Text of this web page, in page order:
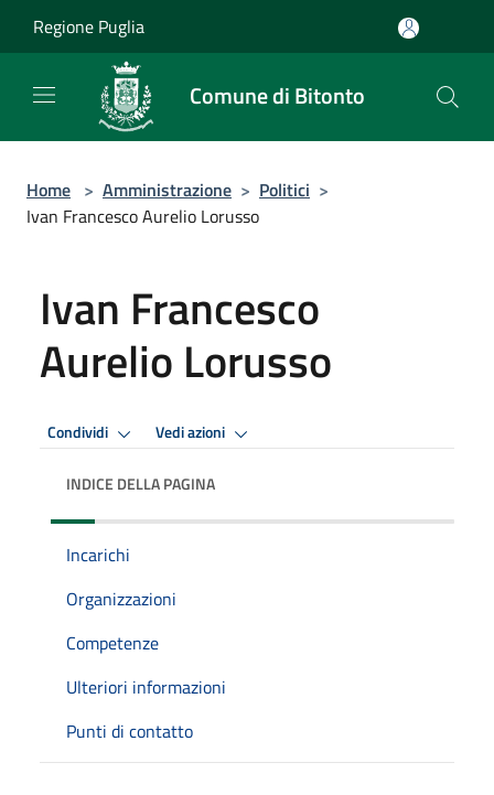
Regione Puglia
Comune di Bitonto
Home > Amministrazione > Politici >
Ivan Francesco Aurelio Lorusso
Ivan Francesco
Aurelio Lorusso
Condividi Vedi azioni
INDICE DELLA PAGINA
Incarichi
Organizzazioni
Competenze
Ulteriori informazioni
Punti di contatto